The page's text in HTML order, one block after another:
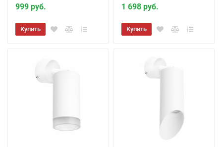
999 руб.
Купить
1 698 руб.
Купить